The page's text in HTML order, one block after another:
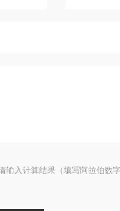
输入计算结果（填写阿拉伯数